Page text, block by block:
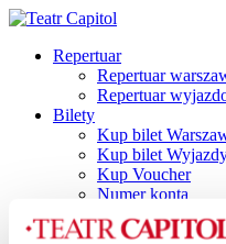
Repertuar
Repertuar
Repertuar
Bilety
Kup bilet
Kup bilet
Kup Voucher
Numer konta
Plan widowni
Najczęściej